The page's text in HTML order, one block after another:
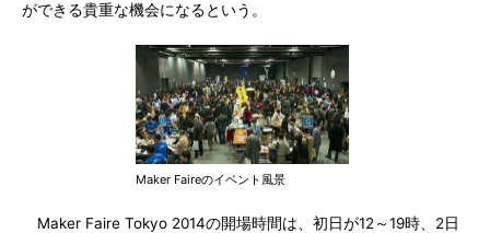
ができる貴重な機会になるという。
Maker Faireのイベント風景
Maker Faire Tokyo 2014の開場時間は、初日が12～19時、2日